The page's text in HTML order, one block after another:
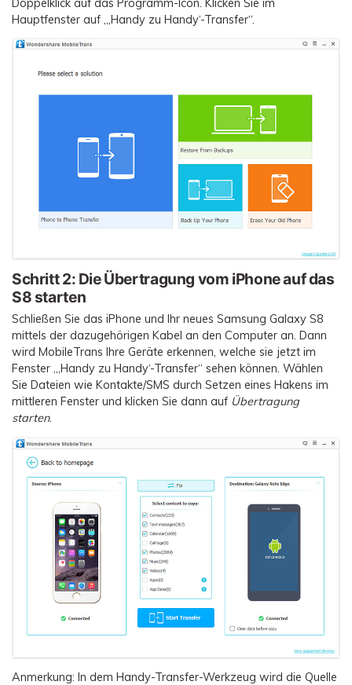
Hauptfenster auf „‚Handy zu Handy‘-Transfer“.
Schritt 2: Die Übertragung vom iPhone auf das
S8 starten
Schließen Sie das iPhone und Ihr neues Samsung Galaxy S8
mittels der dazugehörigen Kabel an den Computer an. Dann
wird MobileTrans Ihre Geräte erkennen, welche sie jetzt im
Fenster „‚Handy zu Handy‘-Transfer“ sehen können. Wählen
Sie Dateien wie Kontakte/SMS durch Setzen eines Hakens im
mittleren Fenster und klicken Sie dann auf Übertragung
starten.
Anmerkung: In dem Handy-Transfer-Werkzeug wird die Quelle